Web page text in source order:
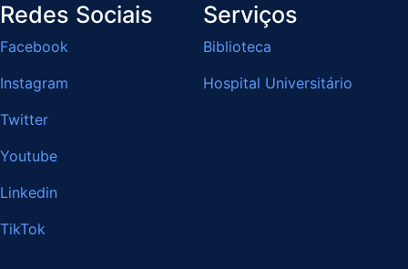
Redes Sociais
Facebook
Instagram
Twitter
Youtube
Linkedin
TikTok
Serviços
Biblioteca
Hospital Universitário